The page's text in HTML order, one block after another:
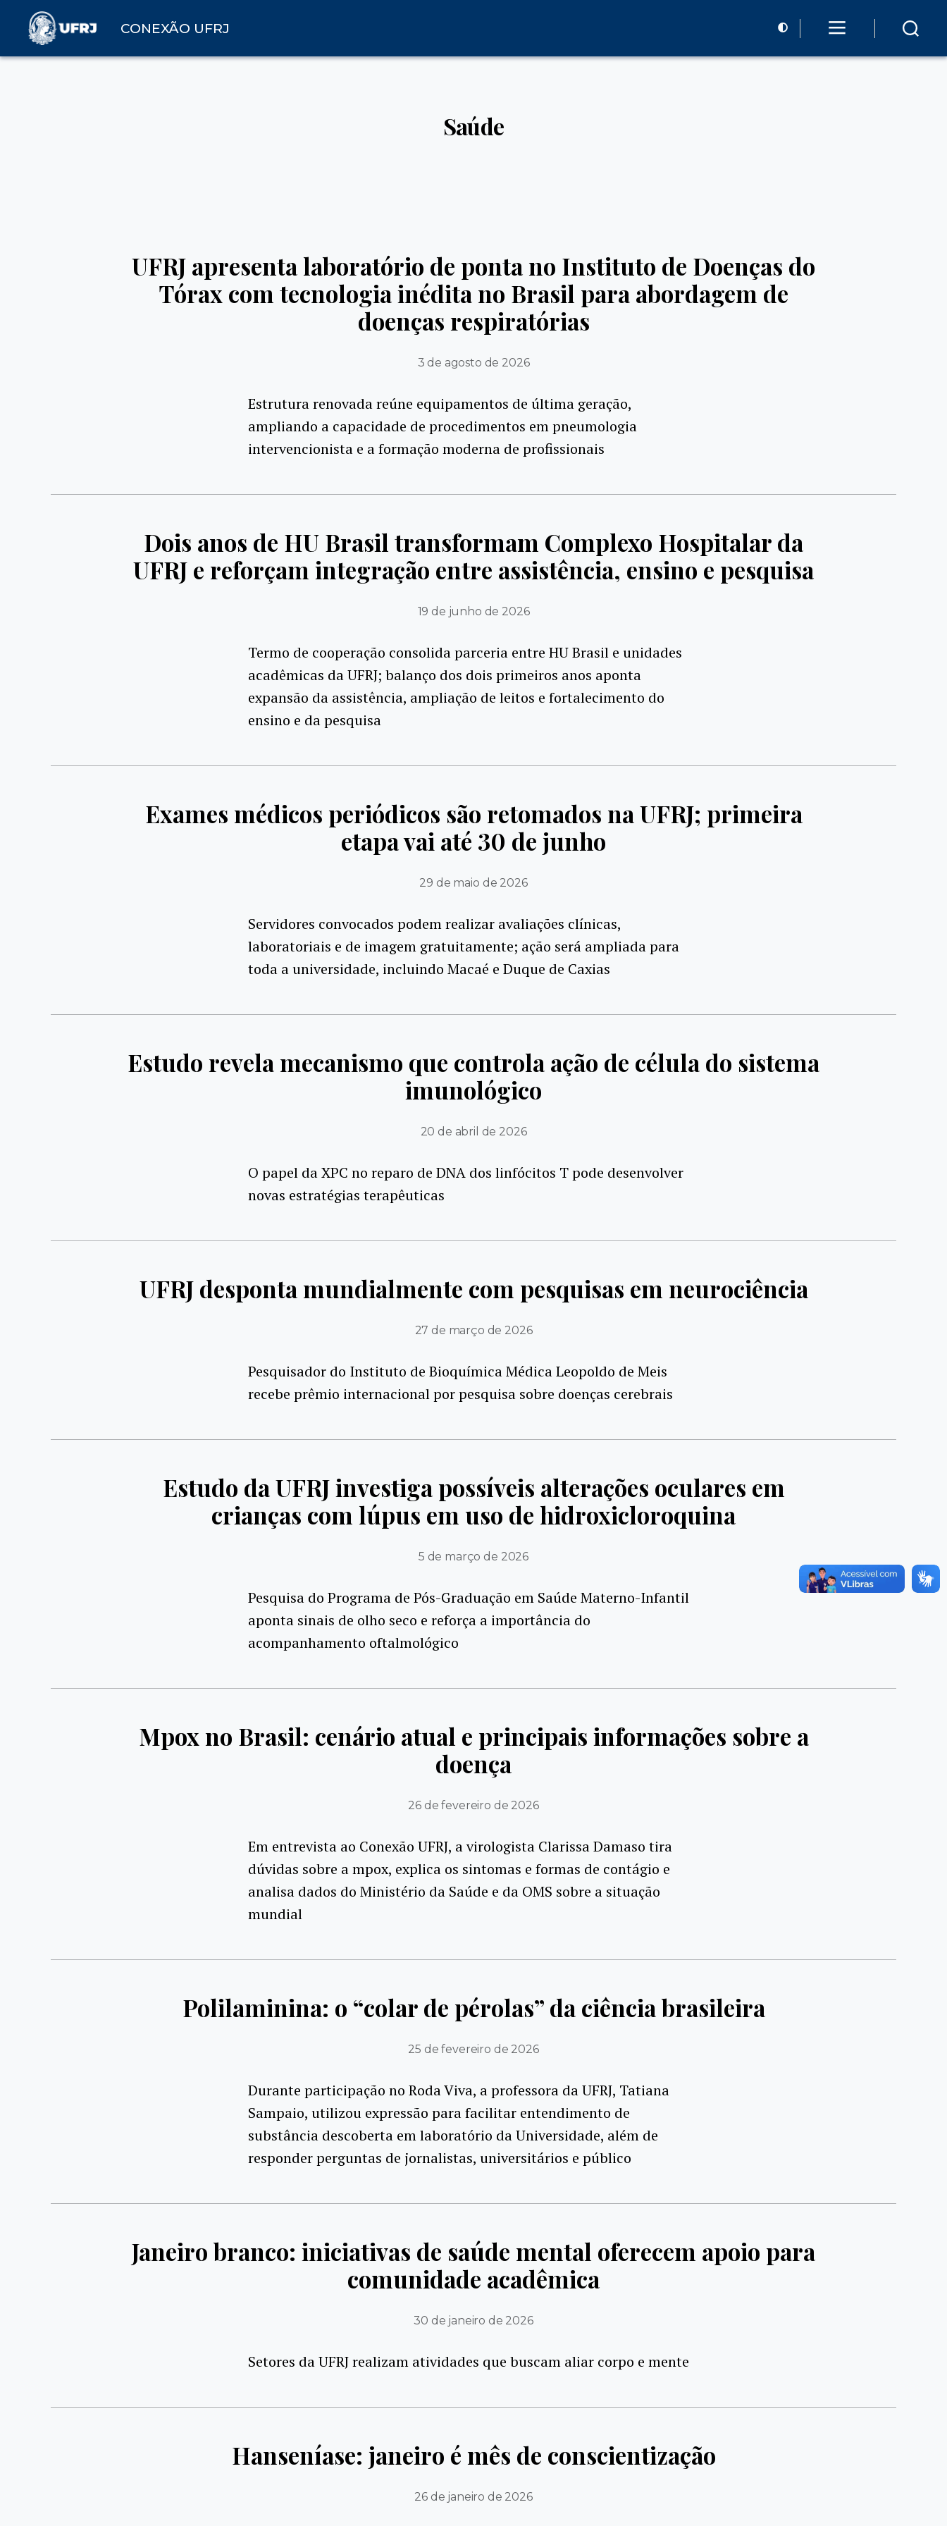
CONEXÃO UFRJ
Saúde
UFRJ apresenta laboratório de ponta no Instituto de Doenças do
Tórax com tecnologia inédita no Brasil para abordagem de
doenças respiratórias
3 de agosto de 2026
Estrutura renovada reúne equipamentos de última geração,
ampliando a capacidade de procedimentos em pneumologia
intervencionista e a formação moderna de profissionais
Dois anos de HU Brasil transformam Complexo Hospitalar da
UFRJ e reforçam integração entre assistência, ensino e pesquisa
19 de junho de 2026
Termo de cooperação consolida parceria entre HU Brasil e unidades
acadêmicas da UFRJ; balanço dos dois primeiros anos aponta
expansão da assistência, ampliação de leitos e fortalecimento do
ensino e da pesquisa
Exames médicos periódicos são retomados na UFRJ; primeira
etapa vai até 30 de junho
29 de maio de 2026
Servidores convocados podem realizar avaliações clínicas,
laboratoriais e de imagem gratuitamente; ação será ampliada para
toda a universidade, incluindo Macaé e Duque de Caxias
Estudo revela mecanismo que controla ação de célula do sistema
imunológico
20 de abril de 2026
O papel da XPC no reparo de DNA dos linfócitos T pode desenvolver
novas estratégias terapêuticas
UFRJ desponta mundialmente com pesquisas em neurociência
27 de março de 2026
Pesquisador do Instituto de Bioquímica Médica Leopoldo de Meis
recebe prêmio internacional por pesquisa sobre doenças cerebrais
Estudo da UFRJ investiga possíveis alterações oculares em
crianças com lúpus em uso de hidroxicloroquina
5 de março de 2026
Pesquisa do Programa de Pós-Graduação em Saúde Materno-Infantil
aponta sinais de olho seco e reforça a importância do
acompanhamento oftalmológico
Mpox no Brasil: cenário atual e principais informações sobre a
doença
26 de fevereiro de 2026
Em entrevista ao Conexão UFRJ, a virologista Clarissa Damaso tira
dúvidas sobre a mpox, explica os sintomas e formas de contágio e
analisa dados do Ministério da Saúde e da OMS sobre a situação
mundial
Polilaminina: o “colar de pérolas” da ciência brasileira
25 de fevereiro de 2026
Durante participação no Roda Viva, a professora da UFRJ, Tatiana
Sampaio, utilizou expressão para facilitar entendimento de
substância descoberta em laboratório da Universidade, além de
responder perguntas de jornalistas, universitários e público
Janeiro branco: iniciativas de saúde mental oferecem apoio para
comunidade acadêmica
30 de janeiro de 2026
Setores da UFRJ realizam atividades que buscam aliar corpo e mente
Hanseníase: janeiro é mês de conscientização
26 de janeiro de 2026